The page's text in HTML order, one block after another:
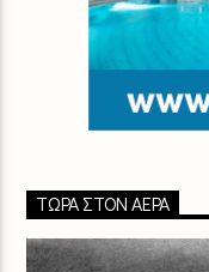
ΤΏΡΑ ΣΤΟΝ ΑΈΡΑ